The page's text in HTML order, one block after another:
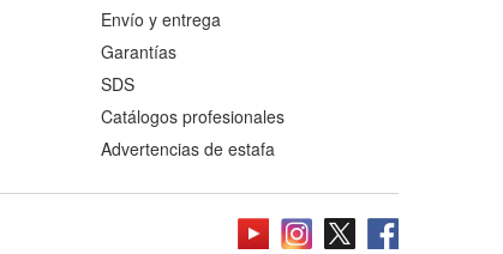
Envío y entrega
Garantías
SDS
Catálogos profesionales
Advertencias de estafa